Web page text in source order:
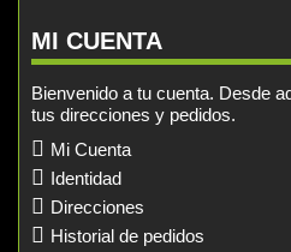
MI CUENTA
Bienvenido a tu cuenta. Desde
tus direcciones y pedidos.
Mi Cuenta
Identidad
Direcciones
Historial de pedidos